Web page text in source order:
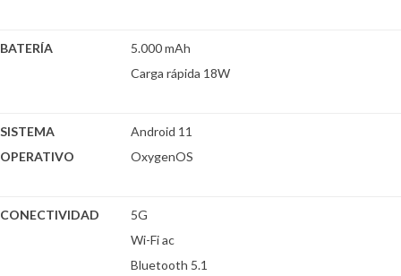
BATERÍA
5.000 mAh
Carga rápida 18W
SISTEMA
OPERATIVO
Android 11
OxygenOS
CONECTIVIDAD
5G
Wi-Fi ac
Bluetooth 5.1